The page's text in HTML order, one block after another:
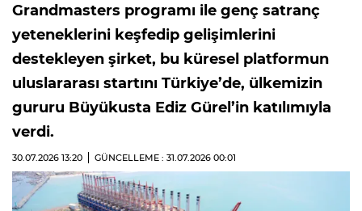
Grandmasters programı ile genç satranç
yeteneklerini keşfedip gelişimlerini
destekleyen şirket, bu küresel platformun
uluslararası startını Türkiye’de, ülkemizin
gururu Büyükusta Ediz Gürel’in katılımıyla
verdi.
30.07.2026 13:20 GÜNCELLEME : 31.07.2026 00:01